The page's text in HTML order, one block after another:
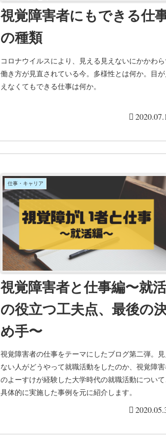
視覚障害者にもできる仕
の種類
コロナウイルスにより、見える見えないにかかわ
働き方が見直されている今。多様性とは何か。目が
えなくてもできる仕事は何か。
仕事・キャリア
視覚障害者と仕事編〜就活
の役立つ工夫点、最後の
め手〜
視覚障害者の仕事をテーマにしたブログ第二弾。見
ない人がどうやって就職活動をしたのか、視覚障
のよーすけが経験した大学時代の就職活動について
具体的に実施した事例を元に紹介します。